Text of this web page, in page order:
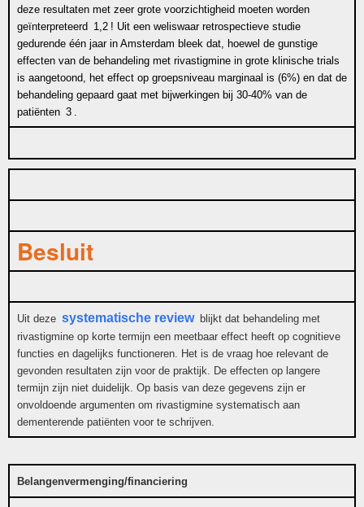
deze resultaten met zeer grote voorzichtigheid moeten worden
geïnterpreteerd 1,2 ! Uit een weliswaar retrospectieve studie
gedurende één jaar in Amsterdam bleek dat, hoewel de gunstige
effecten van de behandeling met rivastigmine in grote klinische trials
is aangetoond, het effect op groepsniveau marginaal is (6%) en dat de
behandeling gepaard gaat met bijwerkingen bij 30-40% van de
patiënten 3 .
Besluit
Uit deze systematische review blijkt dat behandeling met
rivastigmine op korte termijn een meetbaar effect heeft op cognitieve
functies en dagelijks functioneren. Het is de vraag hoe relevant de
gevonden resultaten zijn voor de praktijk. De effecten op langere
termijn zijn niet duidelijk. Op basis van deze gegevens zijn er
onvoldoende argumenten om rivastigmine systematisch aan
dementerende patiënten voor te schrijven.
Belangenvermenging/financiering